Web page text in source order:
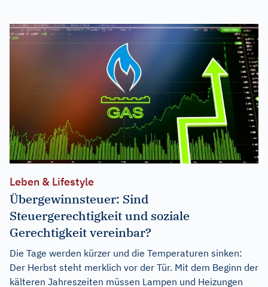
Leben & Lifestyle
Übergewinnsteuer: Sind
Steuergerechtigkeit und soziale
Gerechtigkeit vereinbar?
Die Tage werden kürzer und die Temperaturen sinken:
Der Herbst steht merklich vor der Tür. Mit dem Beginn der
kälteren Jahreszeiten müssen Lampen und Heizungen